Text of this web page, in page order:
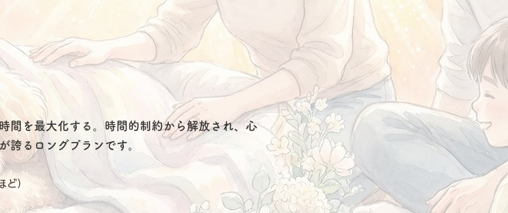
間を最大化する。時間的制約から解放され、心
誇るロングプランです。
ど）